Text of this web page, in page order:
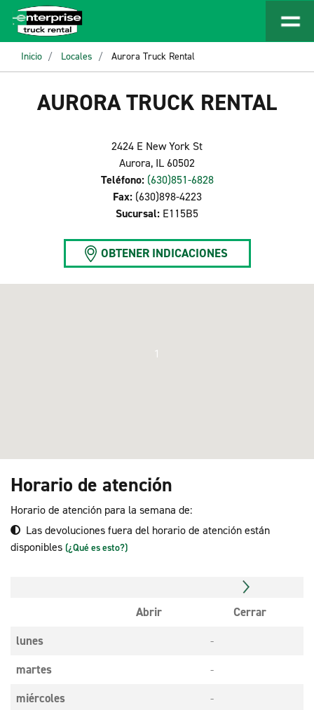
Inicio Locales Aurora Truck Rental
AURORA TRUCK RENTAL
2424 E New York St
Aurora, IL 60502
Teléfono: (630)851-6828
Fax: (630)898-4223
Sucursal: E115B5
OBTENER INDICACIONES
1
Horario de atención
Horario de atención para la semana de:
Las devoluciones fuera del horario de atención están
disponibles (¿Qué es esto?)
Abrir
Cerrar
lunes
-
martes
-
miércoles
-